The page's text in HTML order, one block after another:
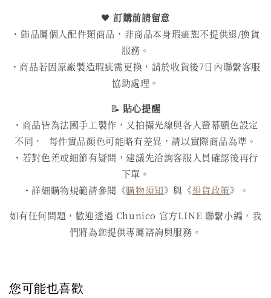
🖤訂購前請留意
・飾品屬個人配件類商品，非商品本身瑕疵恕不提供退/換貨
服務。
・商品若因原廠製造瑕疵需更換，請於收貨後7日內聯繫客服
協助處理。
📝 貼心提醒
・商品皆為法國手工製作，又拍攝光線與各人螢幕顯色設定
不同， 每件實品顏色可能略有差異，請以實際商品為準。
・若對色差或細節有疑問，建議先洽詢客服人員確認後再行
下單。
・詳細購物規範請參閱《購物須知》與《退貨政策》。
如有任何問題，歡迎透過 Chunico 官方LINE 聯繫小編，我
們將為您提供專屬諮詢與服務。
您可能也喜歡